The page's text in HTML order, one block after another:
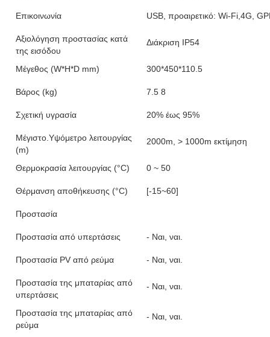
Επικοινωνία USB, προαιρετικό: Wi-Fi,4G,
Αξιολόγηση προστασίας κατά
της εισόδου
Διάκριση IP54
Μέγεθος (W*H*D mm) 300*450*110.5
Βάρος (kg) 7.5 8
Σχετική υγρασία 20% έως 95%
Μέγιστο.Υψόμετρο λειτουργίας
(m)
2000m, > 1000m εκτίμηση
Θερμοκρασία λειτουργίας (°C) 0 ~ 50
Θέρμανση αποθήκευσης (°C) [-15~60]
Προστασία
Προστασία από υπερτάσεις - Ναι, ναι.
Προστασία PV από ρεύμα - Ναι, ναι.
Προστασία της μπαταρίας από
υπερτάσεις
- Ναι, ναι.
Προστασία της μπαταρίας από
ρεύμα
- Ναι, ναι.